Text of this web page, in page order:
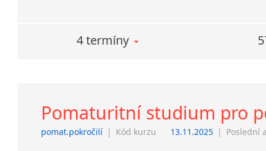
4 termíny
Pomaturitní studium pro
pomat.pokročilí | Kód kurzu 13.11.2025 | Poslední